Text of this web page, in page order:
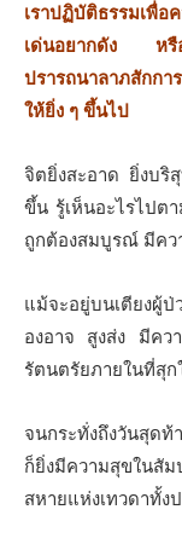
เราปฏิบัติธรรมเพื่
เด่นอยากดัง หรือ
ปรารถนาลาภสักก
ให้ยิ่ง ๆ ขึ้นไป
จิตยิ่งสะอาด ยิ่งบ
ขึ้น รู้เห็นอะไรไปต
ถูกต้องสมบูรณ์ มีคว
แม้จะอยู่บนเตียงผู้
องอาจ สูงส่ง มีค
รัตนตรัยภายในที่สุก
จนกระทั่งถึงวันสุด
ก็ยิ่งมีความสุขในสั
สหายแห่งเทวดาทั้ง